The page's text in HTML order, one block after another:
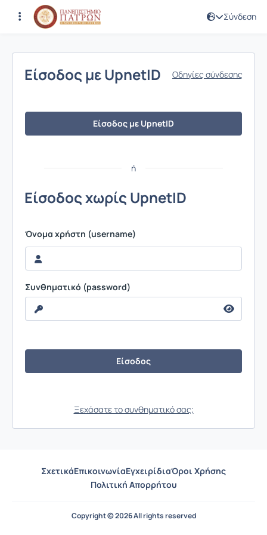
Σύνδεση
Σύνδεση
Είσοδος με UpnetID Οδηγίες σύνδεσης
Είσοδος με UpnetID
ή
Είσοδος χωρίς UpnetID
Όνομα χρήστη (username)
Συνθηματικό (password)
Ξεχάσατε το συνθηματικό σας;
ΣχετικάΕπικοινωνίαΕγχειρίδιαΌροι Χρήσης
Πολιτική Απορρήτου
Copyright © 2026 All rights reserved